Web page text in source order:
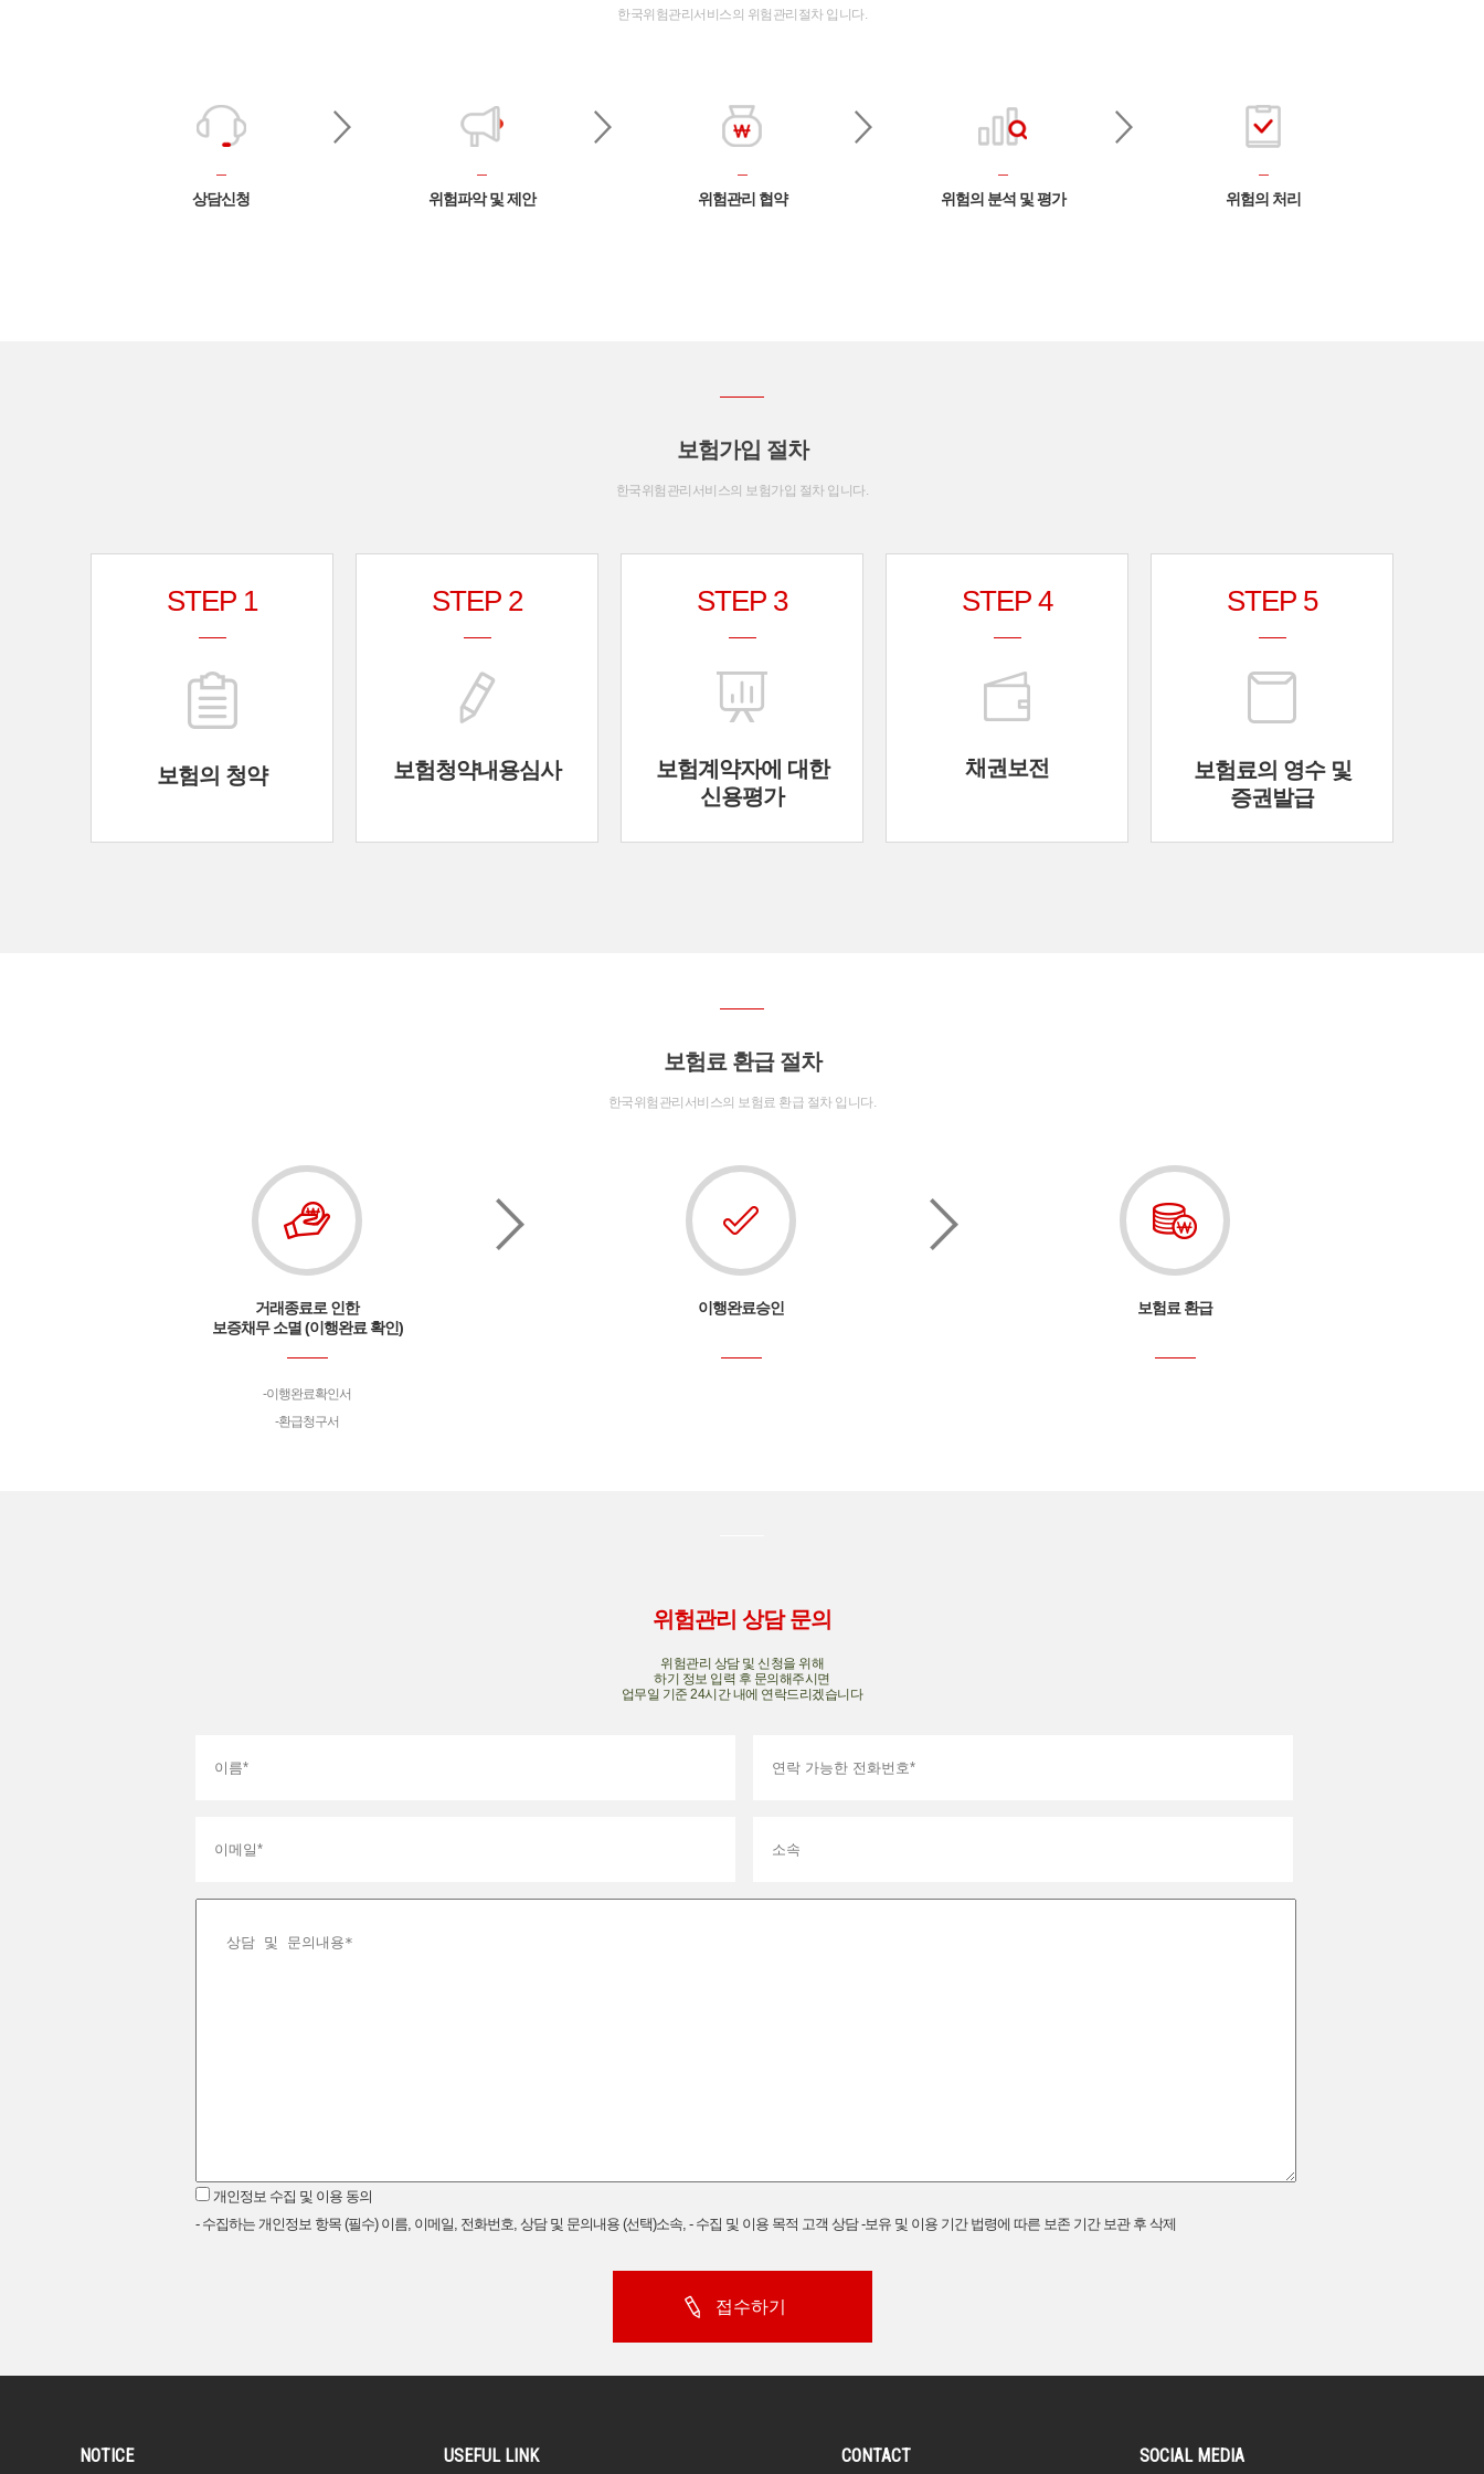
한국위험관리서비스의 위험관리절차 입니다.
상담신청 위험파악 및 제안 위험관리 협약 위험의 분석 및 평가 위험의 처리
보험가입 절차
한국위험관리서비스의 보험가입 절차 입니다.
STEP 1
보험의 청약
STEP 2
보험청약내용심사
STEP 3
보험계약자에 대한
신용평가
STEP 4
채권보전
STEP 5
보험료의 영수 및
증권발급
보험료 환급 절차
한국위험관리서비스의 보험료 환급 절차 입니다.
거래종료로 인한
보증채무 소멸 (이행완료 확인)
이행완료확인서
환급청구서
이행완료승인 보험료 환급
위험관리 상담 문의
위험관리 상담 및 신청을 위해
하기 정보 입력 후 문의해주시면
업무일 기준 24시간 내에 연락드리겠습니다
개인정보 수집 및 이용 동의
- 수집하는 개인정보 항목 (필수) 이름, 이메일, 전화번호, 상담 및 문의내용 (선택)소속, - 수집 및 이용 목적 고객 상담 -보유 및 이용 기간 법령에 따른 보존 기간 보관 후 삭제
접수하기
NOTICE USEFUL LINK CONTACT SOCIAL MEDIA